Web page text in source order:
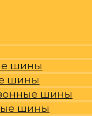
шины
шины
шины
шины